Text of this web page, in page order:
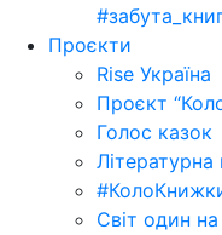
Проєкти
Rise Україна
Проєкт
Голос казок
Літературна
Світ один на